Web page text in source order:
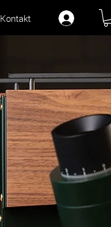
Kontakt